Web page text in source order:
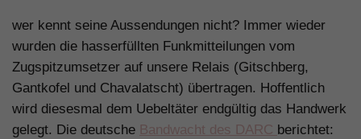
wer kennt seine Aussendungen nicht? Immer wieder
wurden die hasserfüllten Funkmitteilungen vom
Zugspitzumsetzer auf unsere Relais (Gitschberg,
Gantkofel und Chavalatscht) übertragen. Hoffentlich
wird diesesmal dem Uebeltäter endgültig das Handwerk
gelegt. Die deutsche Bandwacht des DARC berichtet: